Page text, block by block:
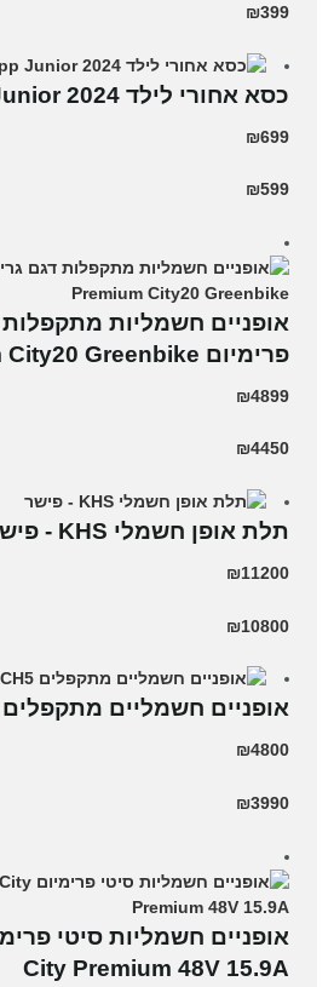
₪399
כסא אחורי לילד Yepp Junior 2024 יאפ
₪699
₪599
אופניים חשמליות מתקפלות
פרימיום Premium City20 Greenbike
₪4899
₪4450
תלת אופן חשמלי KHS - פישר
₪11200
₪10800
‏אופניים חשמליים ‏מתקפלים Stark MACH5
₪4800
₪3990
City Premium 48V 15.9A